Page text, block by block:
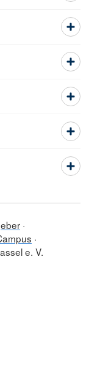
e. V.